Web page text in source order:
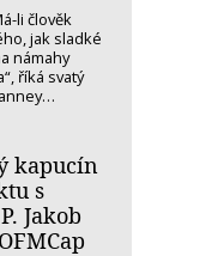
li člověk
jak sladké
námahy
říká svatý
kapucín
s
Jakob